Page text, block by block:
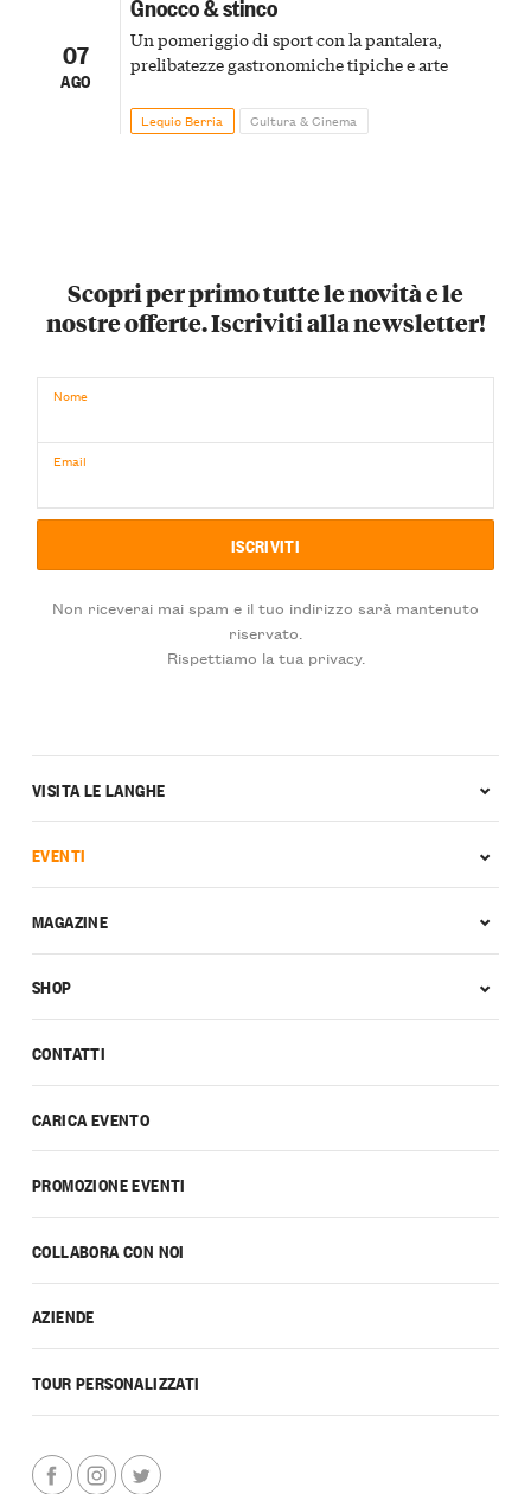
07
AGO
Un pomeriggio di sport con la pantalera,
prelibatezze gastronomiche tipiche e arte
Lequio Berria Cultura & Cinema
Scopri per primo tutte le novità e le
nostre offerte. Iscriviti alla newsletter!
Nome
Email
Non riceverai mai spam e il tuo indirizzo sarà mantenuto
riservato.
Rispettiamo la tua privacy.
CONTATTI
CARICA EVENTO
PROMOZIONE EVENTI
COLLABORA CON NOI
AZIENDE
TOUR PERSONALIZZATI
VISITA LE LANGHE
EVENTI
MAGAZINE
SHOP